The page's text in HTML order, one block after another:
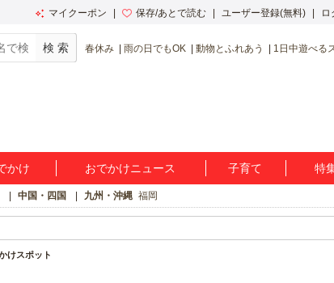
マイクーポン 保存/あとで読む ユーザー登録(無料) ロ
春休み 雨の日でもOK 動物とふれあう 1日中遊べる
かけ おでかけニュース 子育て 特
中国・四国 九州・沖縄 福岡
けスポット